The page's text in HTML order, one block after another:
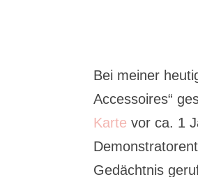
Bei meiner
Accessoires“
Karte vor ca. 1
Gedächtnis